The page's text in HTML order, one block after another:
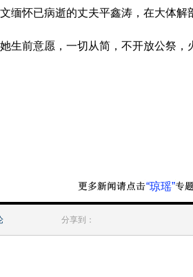
缅怀已病逝的丈夫平鑫涛，在大体解
生前意愿，一切从简，不开放公祭
“琼瑶”
分享到：